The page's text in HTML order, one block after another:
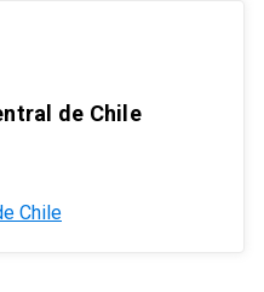
de Chile
Chile